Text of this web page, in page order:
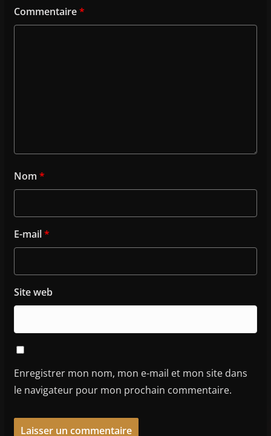
Commentaire*
Nom *
E-mail*
Site web
Enregistrer mon nom, mon e-mail et mon site dans
le navigateur pour mon prochain commentaire.